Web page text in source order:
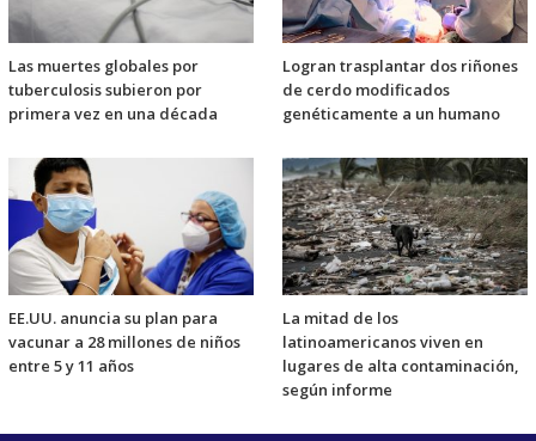
Las muertes globales por
tuberculosis subieron por
primera vez en una década
Logran trasplantar dos riñones
de cerdo modificados
genéticamente a un humano
EE.UU. anuncia su plan para
vacunar a 28 millones de niños
entre 5 y 11 años
La mitad de los
latinoamericanos viven en
lugares de alta contaminación,
según informe